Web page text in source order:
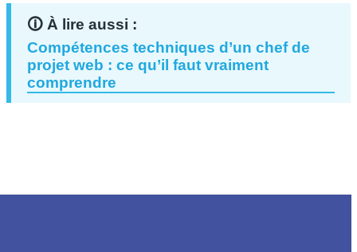
Compétences techniques d’un chef de
projet web : ce qu’il faut vraiment
comprendre